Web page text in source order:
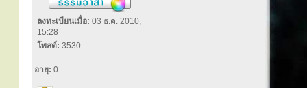
ลงทะเบียนเมื่อ: 03 ธ.ค. 2010,
15:28
โพสต์: 3530
อายุ: 0